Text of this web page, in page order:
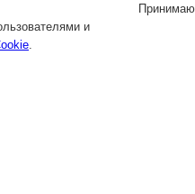
и
.
Принимаю